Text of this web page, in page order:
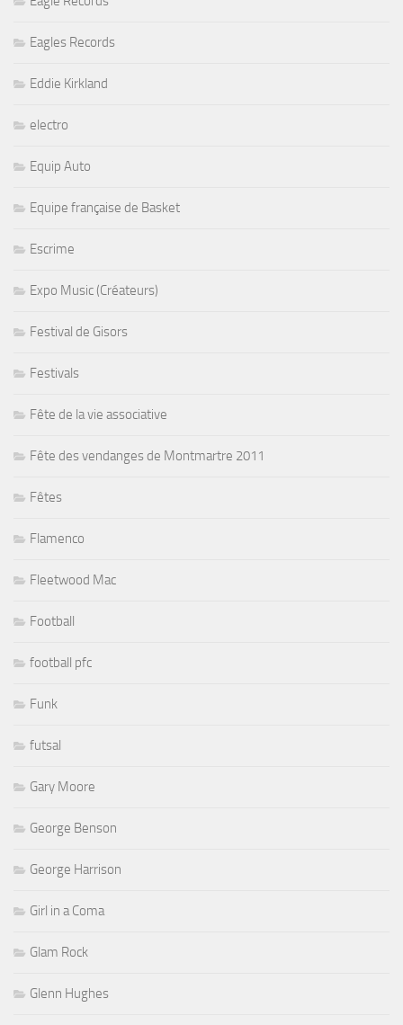
Eagles Records
Eddie Kirkland
electro
Equip Auto
Equipe française de Basket
Escrime
Expo Music (Créateurs)
Festival de Gisors
Festivals
Fête de la vie associative
Fête des vendanges de Montmartre 2011
Fêtes
Flamenco
Fleetwood Mac
Football
football pfc
Funk
futsal
Gary Moore
George Benson
George Harrison
Girl in a Coma
Glam Rock
Glenn Hughes